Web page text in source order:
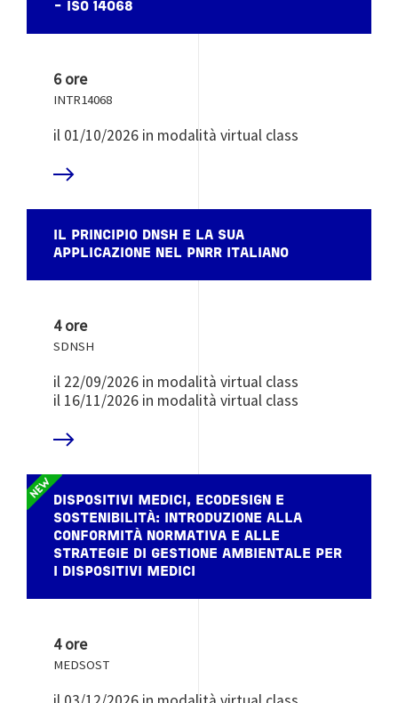
- ISO 14068
6 ore
INTR14068
il 01/10/2026 in modalità virtual class
IL PRINCIPIO DNSH E LA SUA
APPLICAZIONE NEL PNRR ITALIANO
4 ore
SDNSH
il 22/09/2026 in modalità virtual class
il 16/11/2026 in modalità virtual class
DISPOSITIVI MEDICI, ECODESIGN E
SOSTENIBILITÀ: INTRODUZIONE ALLA
CONFORMITÀ NORMATIVA E ALLE
STRATEGIE DI GESTIONE AMBIENTALE PER
I DISPOSITIVI MEDICI
4 ore
MEDSOST